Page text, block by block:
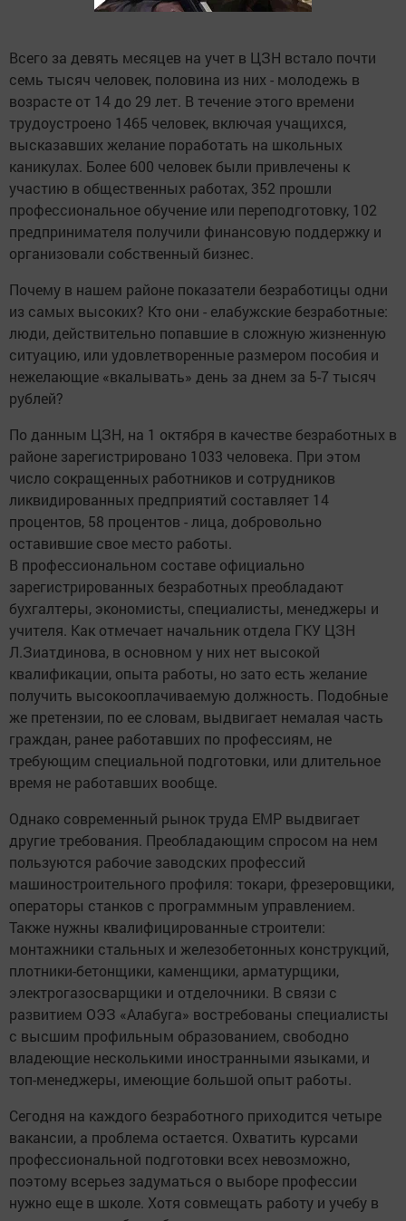
Всего за девять месяцев на учет в ЦЗН встало почти
семь тысяч человек, половина из них - молодежь в
возрасте от 14 до 29 лет. В течение этого времени
трудоустроено 1465 человек, включая учащихся,
высказавших желание поработать на школьных
каникулах. Более 600 человек были привлечены к
участию в общественных работах, 352 прошли
профессиональное обучение или переподготовку, 102
предпринимателя получили финансовую поддержку и
организовали собственный бизнес.
Почему в нашем районе показатели безработицы одни
из самых высоких? Кто они - елабужские безработные:
люди, действительно попавшие в сложную жизненную
ситуацию, или удовлетворенные размером пособия и
нежелающие «вкалывать» день за днем за 5-7 тысяч
рублей?
По данным ЦЗН, на 1 октября в качестве безработных в
районе зарегистрировано 1033 человека. При этом
число сокращенных работников и сотрудников
ликвидированных предприятий составляет 14
процентов, 58 процентов - лица, добровольно
оставившие свое место работы.
В профессиональном составе официально
зарегистрированных безработных преобладают
бухгалтеры, экономисты, специалисты, менеджеры и
учителя. Как отмечает начальник отдела ГКУ ЦЗН
Л.Зиатдинова, в основном у них нет высокой
квалификации, опыта работы, но зато есть желание
получить высокооплачиваемую должность. Подобные
же претензии, по ее словам, выдвигает немалая часть
граждан, ранее работавших по профессиям, не
требующим специальной подготовки, или длительное
время не работавших вообще.
Однако современный рынок труда ЕМР выдвигает
другие требования. Преобладающим спросом на нем
пользуются рабочие заводских профессий
машиностроительного профиля: токари, фрезеровщики,
операторы станков с программным управлением.
Также нужны квалифицированные строители:
монтажники стальных и железобетонных конструкций,
плотники-бетонщики, каменщики, арматурщики,
электрогазосварщики и отделочники. В связи с
развитием ОЭЗ «Алабуга» востребованы специалисты
с высшим профильным образованием, свободно
владеющие несколькими иностранными языками, и
топ-менеджеры, имеющие большой опыт работы.
Сегодня на каждого безработного приходится четыре
вакансии, а проблема остается. Охватить курсами
профессиональной подготовки всех невозможно,
поэтому всерьез задуматься о выборе профессии
нужно еще в школе. Хотя совмещать работу и учебу в